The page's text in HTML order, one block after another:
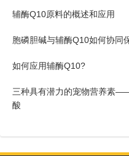
辅酶Q10原料的概述和应用
胞磷胆碱与辅酶Q10如何协同
如何应用辅酶Q10?
三种具有潜力的宠物营养素
酸